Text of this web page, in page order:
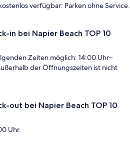
verfügbar: Parken ohne Service.
in bei Napier Beach TOP 10
Zeiten möglich: 14:00 Uhr–
der Öffnungszeiten ist nicht
out bei Napier Beach TOP 10
Uhr.